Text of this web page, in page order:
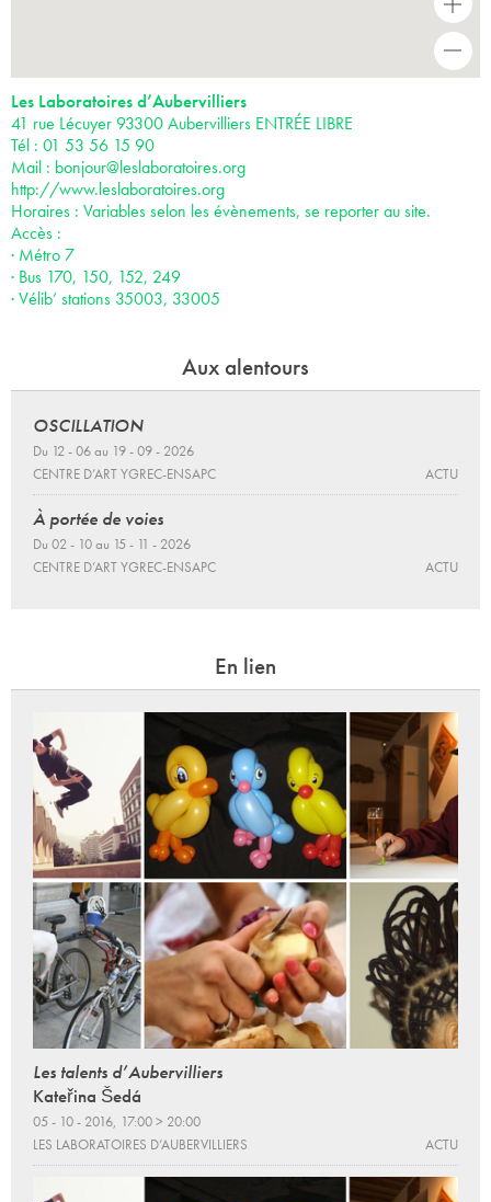
+
Les Laboratoires d’Aubervilliers
41 rue Lécuyer 93300 Aubervilliers ENTRÉE LIBRE
Tél : 01 53 56 15 90
Mail : bonjour@leslaboratoires.org
http://www.leslaboratoires.org
Horaires : Variables selon les évènements, se reporter au site.
Accès :
· Métro 7
· Bus 170, 150, 152, 249
· Vélib’ stations 35003, 33005
Aux alentours
OSCILLATION
Du 12 - 06 au 19 - 09 - 2026
CENTRE D’ART YGREC-ENSAPC
ACTU
À portée de voies
Du 02 - 10 au 15 - 11 - 2026
CENTRE D’ART YGREC-ENSAPC
ACTU
En lien
Les talents d’Aubervilliers
Kateřina Šedá
05 - 10 - 2016, 17:00 > 20:00
LES LABORATOIRES D’AUBERVILLIERS
ACTU